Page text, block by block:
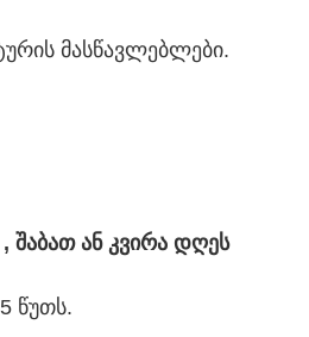
მასწავლებლები.
შაბათ ან კვირა დღეს
წუთს.